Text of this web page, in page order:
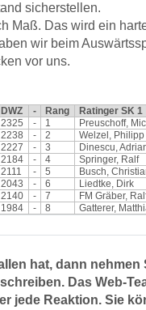
sicherstellen.
Maß. Das wird ein
wir beim
vor uns.
DWZ - Rang
Ratinger SK 1
2325 - 1
Preuschoff,
2238 - 2
Welzel, Philipp
2227 - 3
Dinescu,
2184 - 4
Springer, Ralf
2111 - 5
Busch,
2043 - 6
Liedtke, Dirk
2140 - 7
FM Gräber,
1984 - 8
Gatterer,
hat, dann nehmen
Das Web-
jede Reaktion. Sie